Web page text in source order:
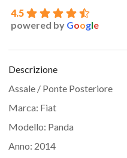
4.5
powered by Google
Descrizione
Assale / Ponte Posteriore
Marca: Fiat
Modello: Panda
Anno: 2014